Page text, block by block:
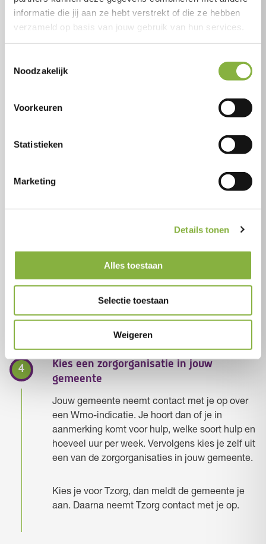
informatie die jij aan ze hebt verstrekt of die ze hebben
verzameld op basis van jouw gebruik van hun services.
Noodzakelijk
Voorkeuren
Statistieken
Marketing
Details tonen
Alles toestaan
Selectie toestaan
Weigeren
Bekijk wat Tzorg voor jou kan doen
Kom er achter of je in aanmerking komt voor de
hulp die je wenst.
Om je aan te melden heb je een indicatie nodig
je de gewenste hulp aan bij het Wmo-loket.
Zoek jouw gemeente
Kies een zorgorganisatie in jouw
gemeente
Jouw gemeente neemt contact met je op over
een Wmo-indicatie. Je hoort dan of je in
aanmerking komt voor hulp, welke soort hulp en
hoeveel uur per week. Vervolgens kies je zelf uit
een van de zorgorganisaties in jouw gemeente.
Kies je voor Tzorg, dan meldt de gemeente je
aan. Daarna neemt Tzorg contact met je op.